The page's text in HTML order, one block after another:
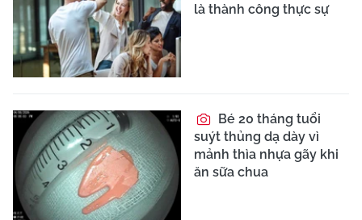
là thành công thực sự
Bé 20 tháng tuổi
suýt thủng dạ dày vì
mảnh thìa nhựa gãy khi
ăn sữa chua